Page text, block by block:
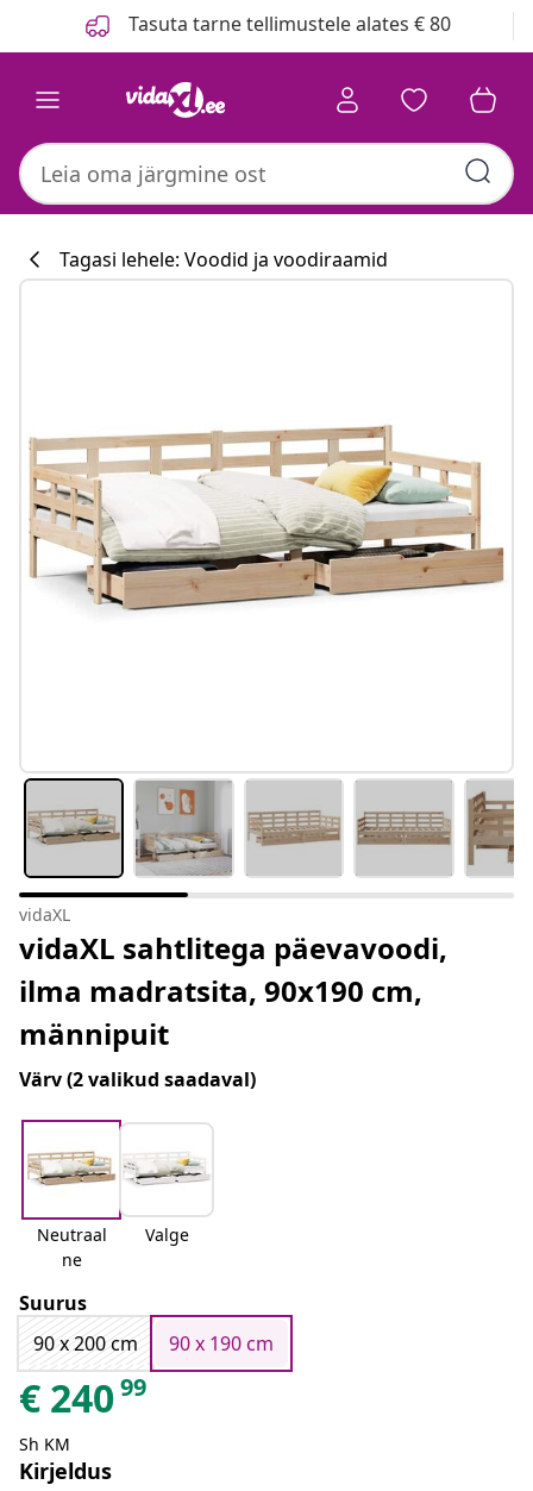
Tasuta tarne tellimustele alates € 80
#sharemevidaxl
Tagasi lehele: Voodid ja voodiraamid
vidaXL
vidaXL sahtlitega päevavoodi,
ilma madratsita, 90x190 cm,
männipuit
Värv(2 valikud saadaval)
Neutraal
ne
Valge
Suurus
90 x 200 cm
90 x 190 cm
€ 24099
Sh KM
Kirjeldus